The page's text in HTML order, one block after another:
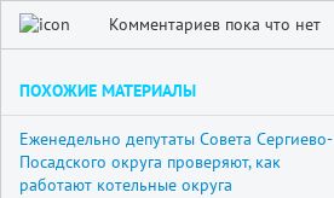
Комментариев пока что нет
ПОХОЖИЕ МАТЕРИАЛЫ
Еженедельно депутаты Совета Сергиево-
Посадского округа проверяют, как
работают котельные округа